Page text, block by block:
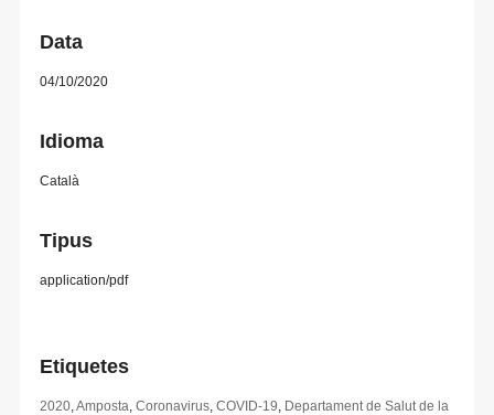
Data
04/10/2020
Idioma
Català
Tipus
application/pdf
Etiquetes
2020 Amposta Coronavirus COVID-19 Departament de Salut de la